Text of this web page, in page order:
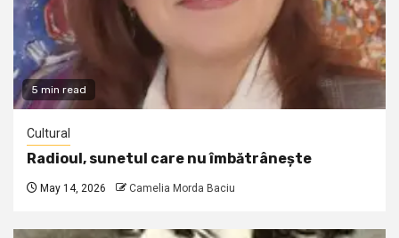
5 min read
Cultural
Radioul, sunetul care nu îmbătrânește
May 14, 2026 Camelia Morda Baciu